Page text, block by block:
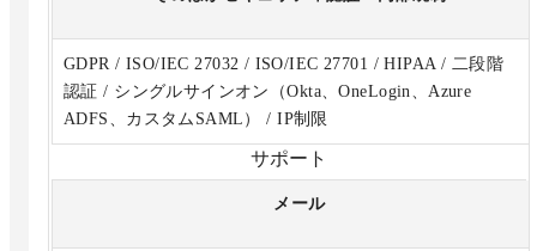
GDPR / ISO/IEC 27032 / ISO/IEC 27701 / HIPAA / 二段階
認証 / シングルサインオン（Okta、OneLogin、Azure
ADFS、カスタムSAML） / IP制限
サポート
メール